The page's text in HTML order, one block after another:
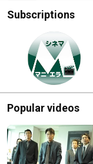
Subscriptions
Popular videos